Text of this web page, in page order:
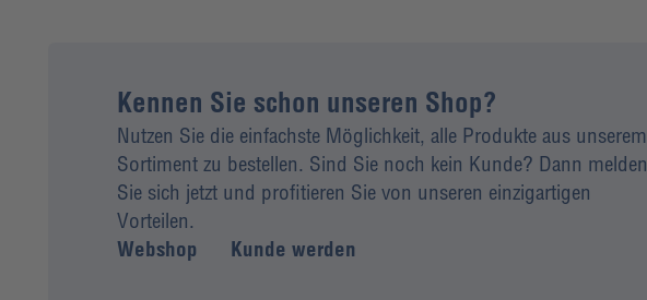
Kennen Sie schon unseren Shop?
Nutzen Sie die einfachste Möglichkeit, alle Produkte aus unserem
Sortiment zu bestellen. Sind Sie noch kein Kunde? Dann melden
Sie sich jetzt und profitieren Sie von unseren einzigartigen
Vorteilen.
Webshop
Kunde werden